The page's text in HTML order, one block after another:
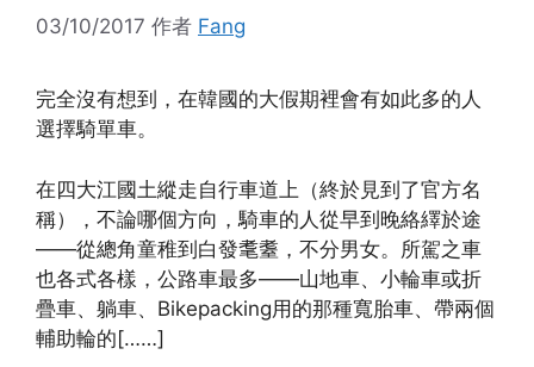
03/10/2017 作者 Fang
完全沒有想到，在韓國的大假期裡會有如此多的人
選擇騎單車。
在四大江國土縱走自行車道上（終於見到了官方名
稱），不論哪個方向，騎車的人從早到晚絡繹於途
——從總角童稚到白發耄耋，不分男女。所駕之車
也各式各樣，公路車最多——山地車、小輪車或折
疊車、躺車、Bikepacking用的那種寬胎車、帶兩個
輔助輪的[……]